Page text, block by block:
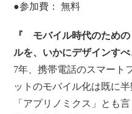
●参加費： 無料
『 モバイル時代のため
ルを、いかにデザインす
7年、携帯電話のスマート
ットのモバイル化は既に半
「アプリノミクス」とも